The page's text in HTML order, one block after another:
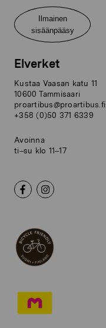
Ilmainen
sisäänpääsy
Elverket
Kustaa Vaasan katu 11
10600 Tammisaari
proartibus@proartibus.fi
+358 (0)50 371 6339
Avoinna
ti–su klo 11–17